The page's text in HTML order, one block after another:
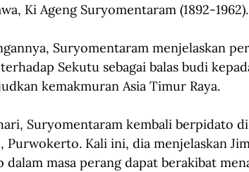
Ki Ageng Suryomentaram (1892-1962).
Suryomentaram menjelaskan
Sekutu sebagai balas budi
kemakmuran Asia Timur Raya.
Suryomentaram kembali berpidato
Purwokerto. Kali ini, dia menjelaskan
masa perang dapat berakibat